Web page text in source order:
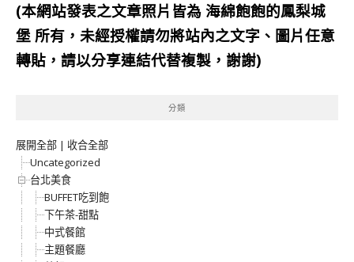
(本網站發表之文章照片皆為 海綿飽飽的鳳梨城
堡 所有，未經授權請勿將站內之文字、圖片任意
轉貼，請以分享連結代替複製，謝謝)
分類
展開全部 | 收合全部
Uncategorized
台北美食
BUFFET吃到飽
下午茶-甜點
中式餐館
主題餐廳